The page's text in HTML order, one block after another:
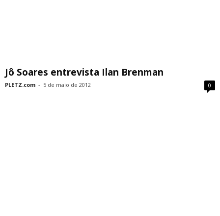
Jô Soares entrevista Ilan Brenman
PLETZ.com - 5 de maio de 2012 0